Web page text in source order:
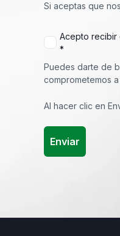
Si aceptas que
Acepto recibir
*
Puedes darte de
comprometemos
Al hacer clic en